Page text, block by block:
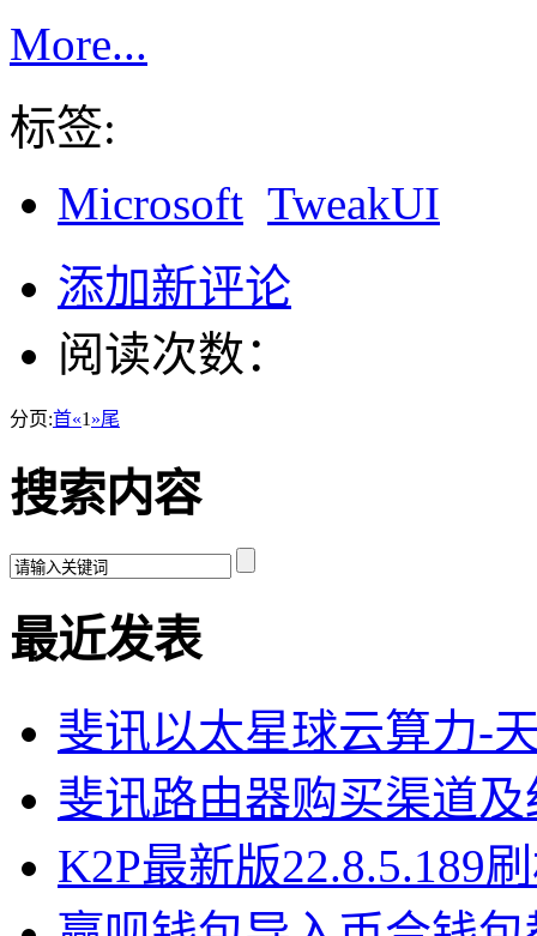
More...
标签:
Microsoft TweakUI
添加新评论
阅读次数：
分页:首«1 »尾
搜索内容
最近发表
斐讯以太星球云算力-
斐讯路由器购买渠道
K2P最新版22.8.5.189